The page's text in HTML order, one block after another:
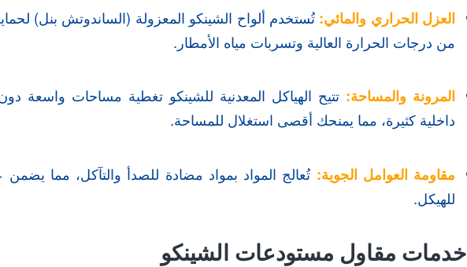
العزل الحراري والمائي: تُستخدم ألواح الشينكو المعزولة (الساندوتش بنل)
من درجات الحرارة العالية وتسربات مياه الأمطار.
المرونة والمساحة: تتيح الهياكل المعدنية للشينكو تغطية مساحات واسعة
داخلية كثيرة، مما يمنحك أقصى استغلال للمساحة.
مقاومة العوامل الجوية: تُعالج المواد بمواد مضادة للصدأ والتآكل، مما يضمن
للهيكل.
خدمات مقاول مستودعات الشينكو